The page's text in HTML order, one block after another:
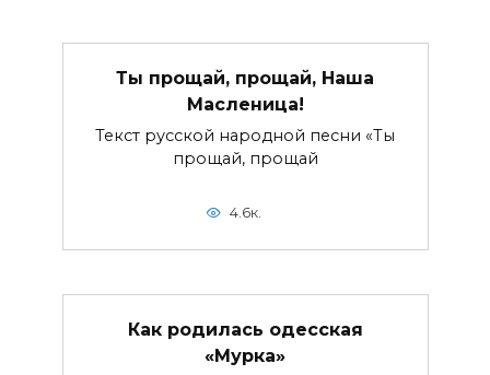
Ты прощай, прощай, Наша
Масленица!
Текст русской народной песни «Ты
прощай, прощай
4.6к.
Как родилась одесская
«Мурка»